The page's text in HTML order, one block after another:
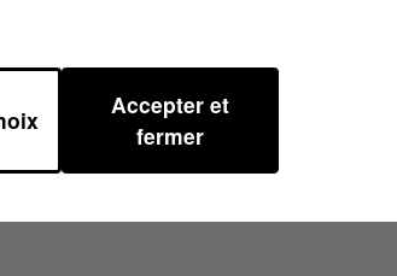
Accepter et
fermer